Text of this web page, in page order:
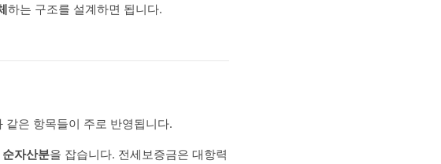
하는 구조를 설계하면 됩니다.
같은 항목들이 주로 반영됩니다.
순자산분을 잡습니다. 전세보증금은 대항력